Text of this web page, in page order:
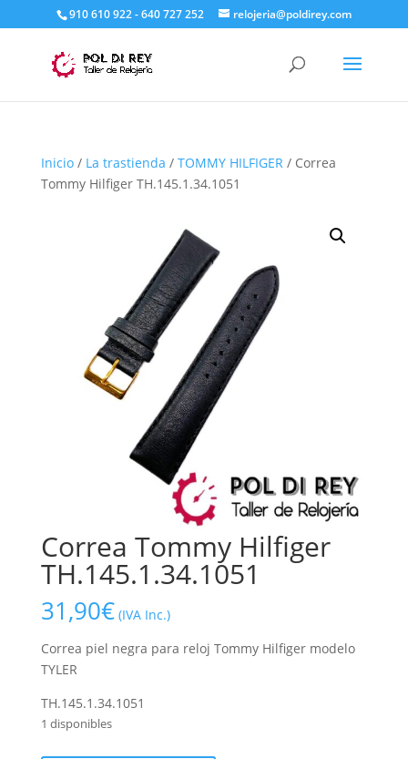
910 610 922 - 640 727 252 relojeria@poldirey.com
Inicio/ La trastienda / TOMMY HILFIGER/ Correa
Tommy Hilfiger TH.145.1.34.1051
Correa Tommy Hilfiger
TH.145.1.34.1051
31,90€ (IVA Inc.)
Correa piel negra para reloj Tommy Hilfiger modelo
TYLER
TH.145.1.34.1051
1 disponibles